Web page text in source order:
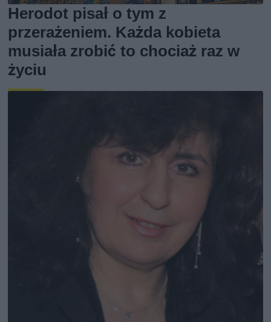
Herodot pisał o tym z
przerażeniem. Każda kobieta
musiała zrobić to chociaż raz w
życiu